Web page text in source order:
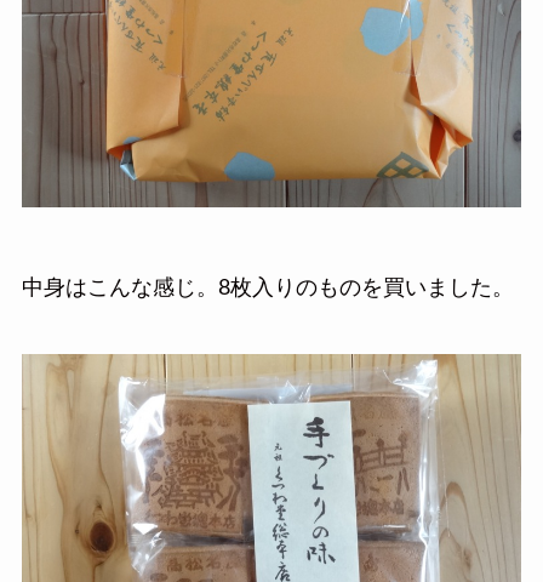
中身はこんな感じ。8枚入りのものを買いました。